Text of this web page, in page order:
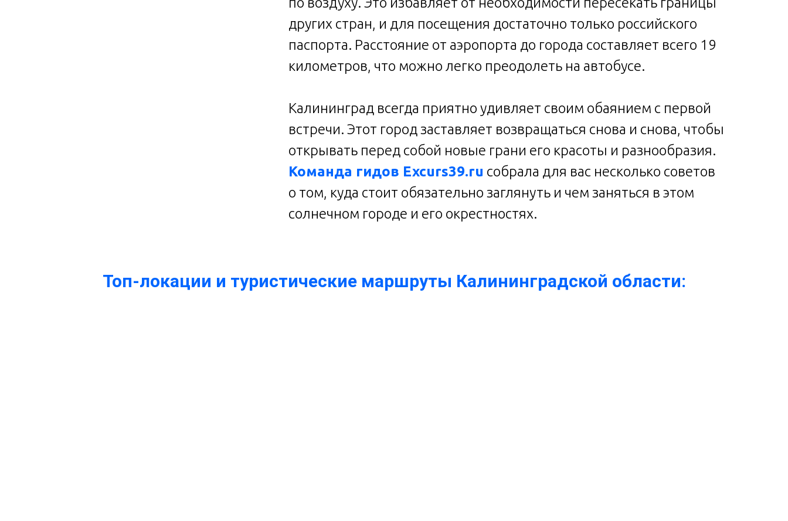
других стран, и для посещения достаточно только российского
паспорта. Расстояние от аэропорта до города составляет всего 19
километров, что можно легко преодолеть на автобусе.
Калининград всегда приятно удивляет своим обаянием с первой
встречи. Этот город заставляет возвращаться снова и снова, чтобы
открывать перед собой новые грани его красоты и разнообразия.
Команда гидов Excurs39.ru собрала для вас несколько советов
о том, куда стоит обязательно заглянуть и чем заняться в этом
солнечном городе и его окрестностях.
Топ-локации и туристические маршруты Калининградской области: